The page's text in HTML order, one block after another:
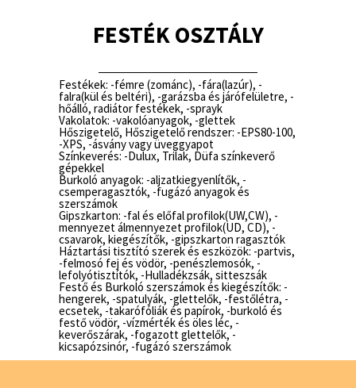
FESTÉK OSZTÁLY
Festékek: -fémre (zománc), -fára(lazúr), -
falra(kül és beltéri), -garázsba és járófelületre, -
hőálló, radiátor festékek, -sprayk
Vakolatok: -vakolóanyagok, -glettek
Hőszigetelő, Hőszigetelő rendszer: -EPS80-100,
-XPS, -ásvány vagy üveggyapot
Színkeverés: -Dulux, Trilak, Düfa színkeverő
gépekkel
Burkoló anyagok: -aljzatkiegyenlítők, -
csemperagasztók, -fugázó anyagok és
szerszámok
Gipszkarton: -fal és előfal profilok(UW,CW), -
mennyezet álmennyezet profilok(UD, CD), -
csavarok, kiegészítők, -gipszkarton ragasztók
Háztartási tisztító szerek és eszközök: -partvis,
-felmosó fej és vödör, -penészlemosók, -
lefolyótisztítók, -Hulladékzsák, sitteszsák
Festő és Burkoló szerszámok és kiegészítők: -
hengerek, -spatulyák, -glettelők, -festőlétra, -
ecsetek, -takarófóliák és papírok, -burkoló és
festő vödör, -vízmérték és öles léc, -
keverőszárak, -fogazott glettelők, -
kicsapózsinór, -fugázó szerszámok